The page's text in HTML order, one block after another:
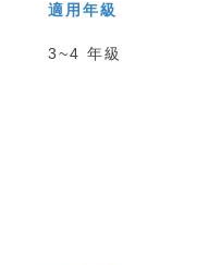
適用年級
3~4 年級